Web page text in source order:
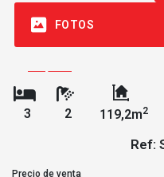
FOTOS
3 2 119,2m2
Ref:
Precio de venta